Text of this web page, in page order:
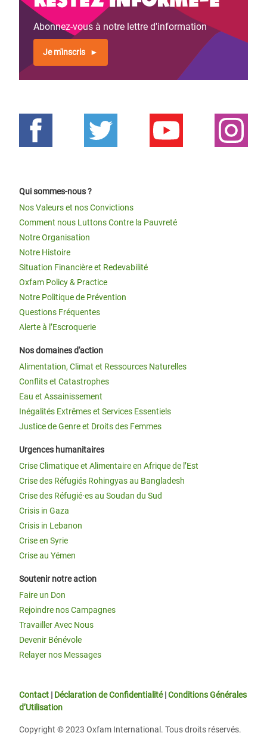
Abonnez-vous à notre lettre d'information
Je m'inscris
Qui sommes-nous ?
Nos Valeurs et nos Convictions
Comment nous Luttons Contre la Pauvreté
Notre Organisation
Notre Histoire
Situation Financière et Redevabilité
Oxfam Policy & Practice
Notre Politique de Prévention
Questions Fréquentes
Alerte à l’Escroquerie
Nos domaines d'action
Alimentation, Climat et Ressources Naturelles
Conflits et Catastrophes
Eau et Assainissement
Inégalités Extrêmes et Services Essentiels
Justice de Genre et Droits des Femmes
Urgences humanitaires
Crise Climatique et Alimentaire en Afrique de l’Est
Crise des Réfugiés Rohingyas au Bangladesh
Crise des Réfugié·es au Soudan du Sud
Crisis in Gaza
Crisis in Lebanon
Crise en Syrie
Crise au Yémen
Soutenir notre action
Faire un Don
Rejoindre nos Campagnes
Travailler Avec Nous
Devenir Bénévole
Relayer nos Messages
Contact | Déclaration de Confidentialité|Conditions Générales
d’Utilisation
Copyright © 2023 Oxfam International. Tous droits réservés.